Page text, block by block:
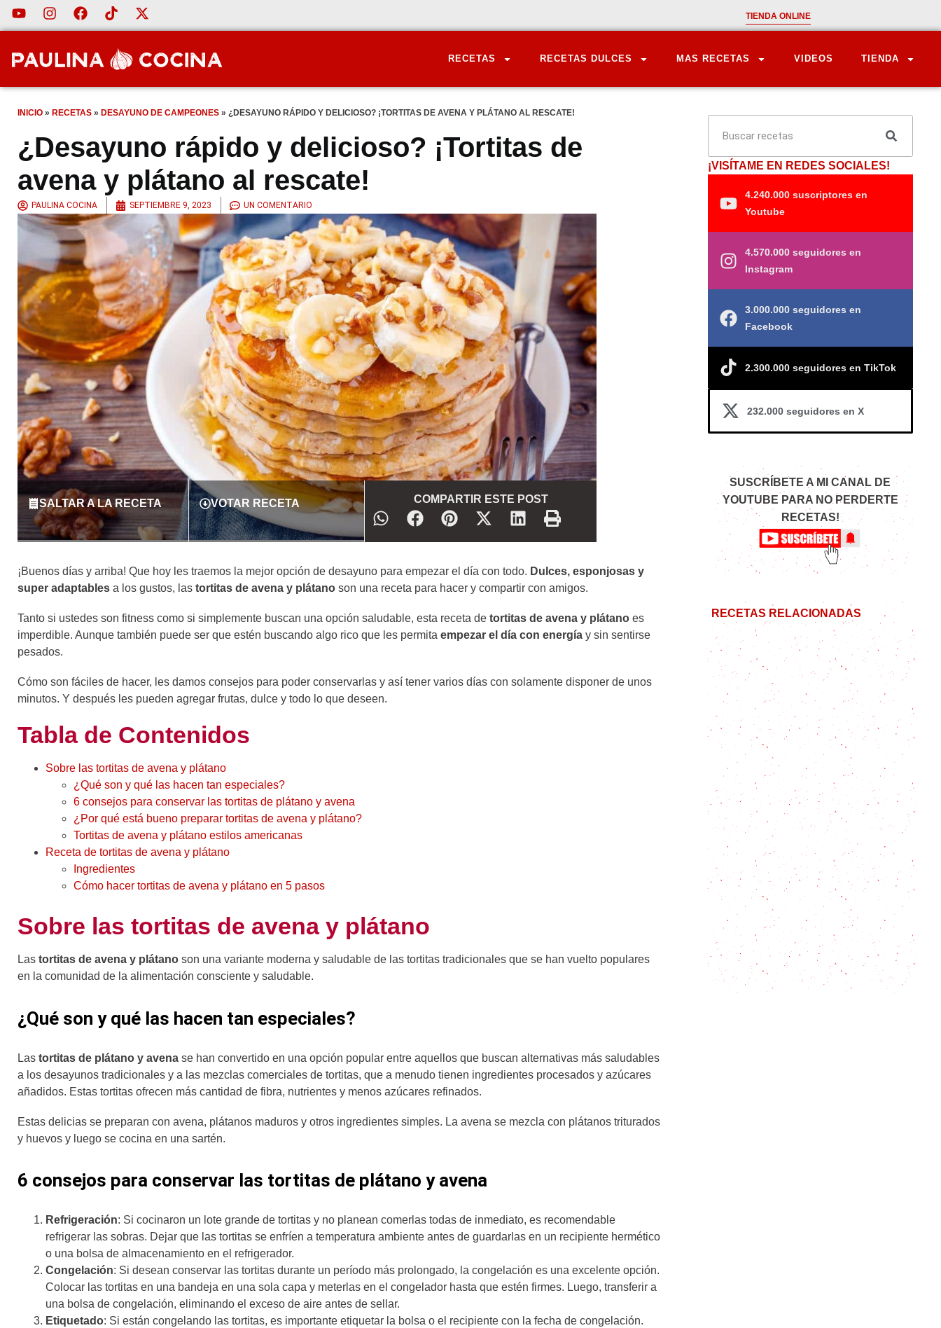
TIENDA ONLINE
RECETAS RECETAS DULCES MAS RECETAS VIDEOS TIENDA
INICIO » RECETAS » DESAYUNO DE CAMPEONES » ¿DESAYUNO RÁPIDO Y DELICIOSO? ¡TORTITAS DE AVENA Y PLÁTANO AL RESCATE!
¿Desayuno rápido y delicioso? ¡Tortitas de
avena y plátano al rescate!
PAULINA COCINA SEPTIEMBRE 9, 2023 UN COMENTARIO
SALTAR A LA RECETA VOTAR RECETA COMPARTIR ESTE POST
¡Buenos días y arriba! Que hoy les traemos la mejor opción de desayuno para empezar el día con todo. Dulces, esponjosas y
super adaptables a los gustos, las tortitas de avena y plátano son una receta para hacer y compartir con amigos.
Tanto si ustedes son fitness como si simplemente buscan una opción saludable, esta receta de tortitas de avena y plátano es
imperdible. Aunque también puede ser que estén buscando algo rico que les permita empezar el día con energía y sin sentirse
pesados.
Cómo son fáciles de hacer, les damos consejos para poder conservarlas y así tener varios días con solamente disponer de unos
minutos. Y después les pueden agregar frutas, dulce y todo lo que deseen.
Tabla de Contenidos
Sobre las tortitas de avena y plátano
¿Qué son y qué las hacen tan especiales?
6 consejos para conservar las tortitas de plátano y avena
¿Por qué está bueno preparar tortitas de avena y plátano?
Tortitas de avena y plátano estilos americanas
Receta de tortitas de avena y plátano
Ingredientes
Cómo hacer tortitas de avena y plátano en 5 pasos
Sobre las tortitas de avena y plátano
Las tortitas de avena y plátano son una variante moderna y saludable de las tortitas tradicionales que se han vuelto populares
en la comunidad de la alimentación consciente y saludable.
¿Qué son y qué las hacen tan especiales?
Las tortitas de plátano y avena se han convertido en una opción popular entre aquellos que buscan alternativas más saludables
a los desayunos tradicionales y a las mezclas comerciales de tortitas, que a menudo tienen ingredientes procesados y azúcares
añadidos. Estas tortitas ofrecen más cantidad de fibra, nutrientes y menos azúcares refinados.
Estas delicias se preparan con avena, plátanos maduros y otros ingredientes simples. La avena se mezcla con plátanos triturados
y huevos y luego se cocina en una sartén.
6 consejos para conservar las tortitas de plátano y avena
Refrigeración: Si cocinaron un lote grande de tortitas y no planean comerlas todas de inmediato, es recomendable
refrigerar las sobras. Dejar que las tortitas se enfríen a temperatura ambiente antes de guardarlas en un recipiente hermético
o una bolsa de almacenamiento en el refrigerador.
Congelación: Si desean conservar las tortitas durante un período más prolongado, la congelación es una excelente opción.
Colocar las tortitas en una bandeja en una sola capa y meterlas en el congelador hasta que estén firmes. Luego, transferir a
una bolsa de congelación, eliminando el exceso de aire antes de sellar.
Etiquetado: Si están congelando las tortitas, es importante etiquetar la bolsa o el recipiente con la fecha de congelación.
¡VISÍTAME EN REDES SOCIALES!
4.240.000 suscriptores en
Youtube
4.570.000 seguidores en
Instagram
3.000.000 seguidores en
Facebook
2.300.000 seguidores en TikTok
232.000 seguidores en X
SUSCRÍBETE A MI CANAL DE
YOUTUBE PARA NO PERDERTE
RECETAS!
RECETAS RELACIONADAS
Huevos a la Mexicana: Un desayuno
colorido en 10 minutos
Smoothies: 20 recetas de la bebida
estrella a base de frutas
Que es el porridge que todos
quieren desayunar
Aprende a hacer unos deliciosos y
simples Hot Cakes de Avena para
acompañar con frutas frescas y
mejorar tus mañanas
Huevos Benedictinos: tus huevos
favoritos
Cómo hacer huevos revueltos (¡y
que queden bien!)